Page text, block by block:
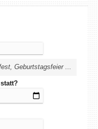
Geburtstagsfeier ...